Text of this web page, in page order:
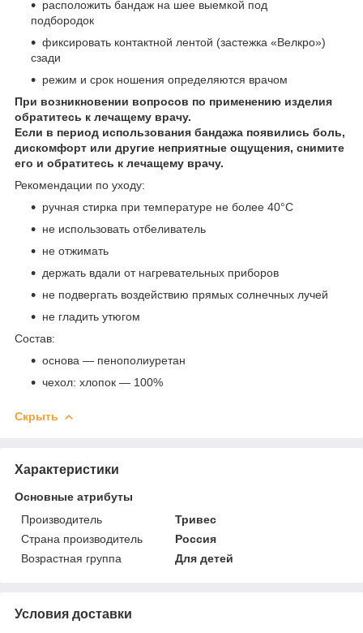
расположить бандаж на шее выемкой под
подбородок
фиксировать контактной лентой (застежка «Велкро»)
сзади
режим и срок ношения определяются врачом
При возникновении вопросов по применению изделия
обратитесь к лечащему врачу.
Если в период использования бандажа появились боль,
дискомфорт или другие неприятные ощущения, снимите
его и обратитесь к лечащему врачу.
Рекомендации по уходу:
ручная стирка при температуре не более 40°C
не использовать отбеливатель
не отжимать
держать вдали от нагревательных приборов
не подвергать воздействию прямых солнечных лучей
не гладить утюгом
Состав:
основа — пенополиуретан
чехол: хлопок — 100%
Скрыть
Характеристики
Основные атрибуты
Производитель
Тривес
Страна производитель
Россия
Возрастная группа
Для детей
Условия доставки